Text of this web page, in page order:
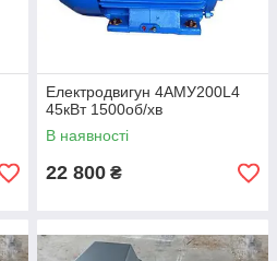
Електродвигун 4АМУ200L4
45кВт 1500об/хв
В наявності
22 800 ₴